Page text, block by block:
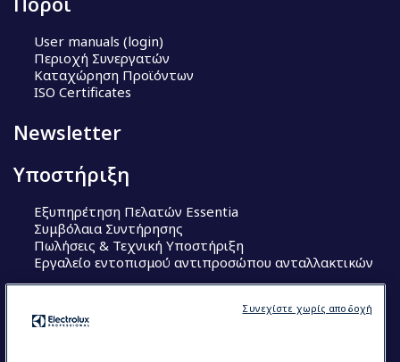
User manuals (login)
Περιοχή Συνεργατών
Καταχώρηση Προϊόντων
ISO Certificates
Newsletter
Υποστήριξη
Εξυπηρέτηση Πελατών Essentia
Συμβόλαια Συντήρησης
Πωλήσεις & Τεχνική Υποστήριξη
Εργαλείο εντοπισμού αντιπροσώπου ανταλλακτικών
Συνεχίστε χωρίς αποδοχή